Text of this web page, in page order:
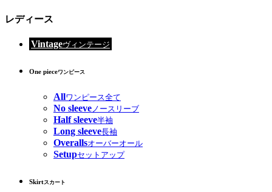
レディース
Vintageヴィンテージ
One pieceワンピース
Allワンピース全て
No sleeveノースリーブ
Half sleeve半袖
Long sleeve長袖
Overallsオーバーオール
Setupセットアップ
Skirtスカート